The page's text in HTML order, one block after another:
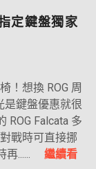
定鍵盤獨家
！想換 ROG 周
是鍵盤優惠就很
ROG Falcata 多
戰時可直接挪
再...... 繼續看